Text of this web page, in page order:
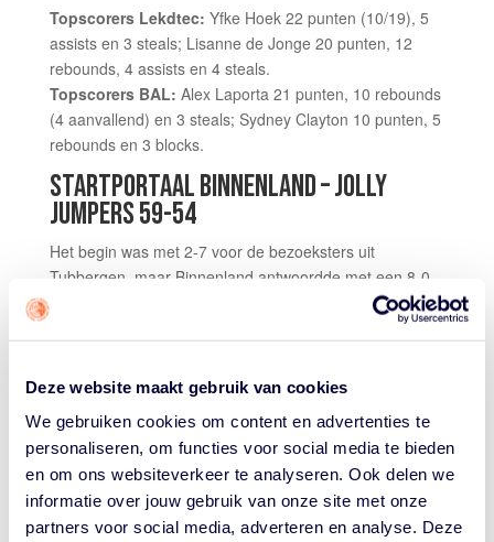
Deze website maakt gebruik van cookies
We gebruiken cookies om content en advertenties te
personaliseren, om functies voor social media te bieden
en om ons websiteverkeer te analyseren. Ook delen we
informatie over jouw gebruik van onze site met onze
partners voor social media, adverteren en analyse. Deze
Topscorers Lekdtec: Yfke Hoek 22 punten (10/19), 5
assists en 3 steals; Lisanne de Jonge 20 punten, 12
rebounds, 4 assists en 4 steals.
Topscorers BAL: Alex Laporta 21 punten, 10 rebounds
(4 aanvallend) en 3 steals; Sydney Clayton 10 punten, 5
rebounds en 3 blocks.
STARTPORTAAL BINNENLAND – JOLLY
JUMPERS 59-54
Het begin was met 2-7 voor de bezoeksters uit
Tubbergen, maar Binnenland antwoordde met een 8-0
run en liep door naar een 21-19 voorsprong aan het
einde van het eerste kwart. In de tweede periode van
ruststand. Een beter aanvallend Jolly Jumpers nam na
rust weer een voorsprong (34-40). Weer lukte het
Binnenland langszij te komen en dit keer liep de ploeg
van assistent-coach Remy de Wit – Joost van
Rangelrooy verbleef met de rolstoelbasketbalsters voor
een oefenstage in het buitenland – door naar een 54-46
voorsprong halverwege het vierde kwart. Jolly Jumpers